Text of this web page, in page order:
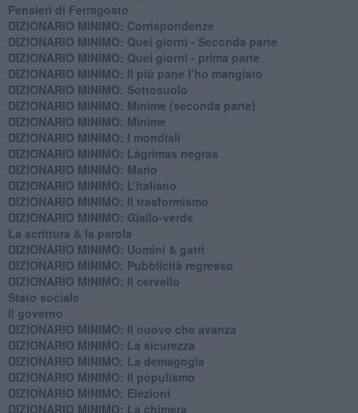
Pensieri di Ferragosto
DIZIONARIO MINIMO: Corrispondenze
DIZIONARIO MINIMO: Quei giorni - Seconda parte
DIZIONARIO MINIMO: Quei giorni - prima parte
DIZIONARIO MINIMO: Il più pane l’ho mangiato
DIZIONARIO MINIMO: Sottosuolo
DIZIONARIO MINIMO: Minime (seconda parte)
DIZIONARIO MINIMO: Minime
DIZIONARIO MINIMO: ​I mondiali
DIZIONARIO MINIMO: ​Lágrimas negras
DIZIONARIO MINIMO: Mario
DIZIONARIO MINIMO: L’italiano
DIZIONARIO MINIMO: Il trasformismo
DIZIONARIO MINIMO: Giallo-verde
La scrittura & la parola
​DIZIONARIO MINIMO: Uomini & gatti
DIZIONARIO MINIMO: ​Pubblicità regresso
DIZIONARIO MINIMO: Il cervello
Stato sociale
Il governo
DIZIONARIO MINIMO: Il nuovo che avanza
DIZIONARIO MINIMO: La sicurezza
DIZIONARIO MINIMO: La demagogia
DIZIONARIO MINIMO: Il populismo
DIZIONARIO MINIMO: Elezioni
DIZIONARIO MINIMO: La chimera